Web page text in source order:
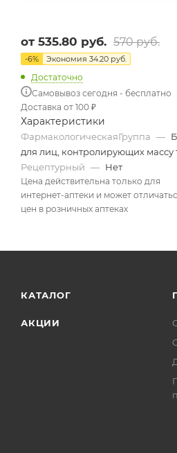
от 535.80 руб. 570 руб.
-6% Экономия 34.20 руб.
Достаточно
Самовывоз сегодня - бесплатно
Доставка от 100 ₽
Характеристики
ФармакологическаяГруппа —
для лиц, контролирующих массу
Рецептурный — Нет
Цена действительна только для
интернет-аптеки и может
цен в розничных аптеках
КАТАЛОГ
АКЦИИ